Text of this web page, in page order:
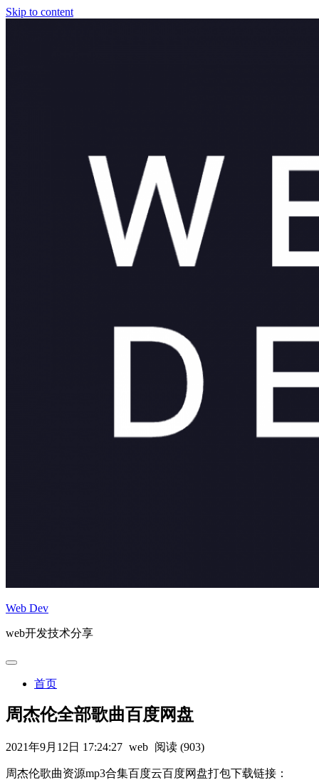
Skip to content
Web Dev
web开发技术分享
首页
周杰伦全部歌曲百度网盘
2021年9月12日 17:24:27 web 阅读 (903)
周杰伦歌曲资源mp3合集百度云百度网盘打包下载链接：